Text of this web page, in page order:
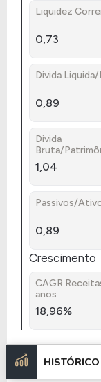
Liquidez
0,73
Divida
0,89
Divida
Bruta/
1,04
Passivos/
0,89
Crescimento
CAGR
anos
18,96%